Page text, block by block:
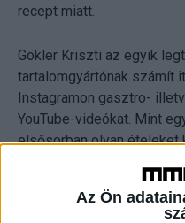
Az Ön
recept miatt.
Gökler Kriszti az egyik
tartalomgyártónak számít
Instagramon gasztro-
YouTube-videókat. Mint
elsősorban olyan
oldalára, amelyek
mellett is
is van YouTube-on, ahol